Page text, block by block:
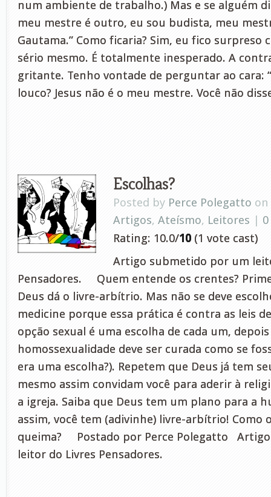
num ambiente de trabalho.) Mas e se alguém
meu mestre é outro, eu sou budista, meu
Gautama.” Como ficaria? Sim, eu fico surpreso
sério mesmo. É totalmente inesperado. A
gritante. Tenho vontade de perguntar ao cara:
louco? Jesus não é o meu mestre. Você não
Escolhas?
Posted by Perce Polegatto on
Artigos, Ateísmo, Leitores |
Rating: 10.0/10 (1 vote cast)
Artigo submetido por um
Pensadores. Quem entende os crentes?
Deus dá o livre-arbítrio. Mas não se deve
medicine porque essa prática é contra as leis
opção sexual é uma escolha de cada um,
homossexualidade deve ser curada como se
era uma escolha?). Repetem que Deus já tem
mesmo assim convidam você para aderir à
a igreja. Saiba que Deus tem um plano para a
assim, você tem (adivinhe) livre-arbítrio! Como
queima? Postado por Perce Polegatto
leitor do Livres Pensadores.